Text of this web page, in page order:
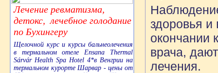
Лечение ревматизма,
детокс, лечебное голодание
по Бухингеру
Щелочной курс и курсы бальнеолечения
в термальном отеле Ensana Thermal
Sárvár Health Spa Hotel 4*в Венгрии на
термальном курорте Шарвар - цены от
здоровья
окончании
врача,
лечения.